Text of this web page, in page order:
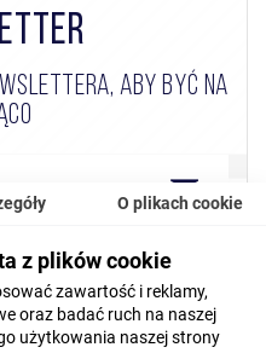
ABY BYĆ NA
moich danych
O plikach cookie
z plików cookie
zawartość i reklamy,
oraz badać ruch na naszej
użytkowania naszej strony